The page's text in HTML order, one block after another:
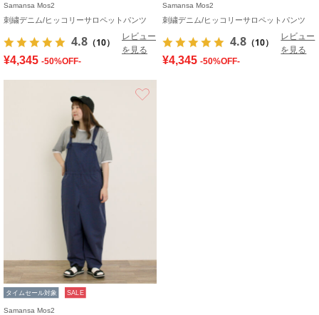
Samansa Mos2
刺繍デニム/ヒッコリーサロペットパンツ
4.8 （10）
レビュー
を見る
¥4,345 -50%OFF-
Samansa Mos2
刺繍デニム/ヒッコリーサロペットパンツ
4.8 （10）
レビュー
を見る
¥4,345 -50%OFF-
タイムセール対象 SALE
Samansa Mos2